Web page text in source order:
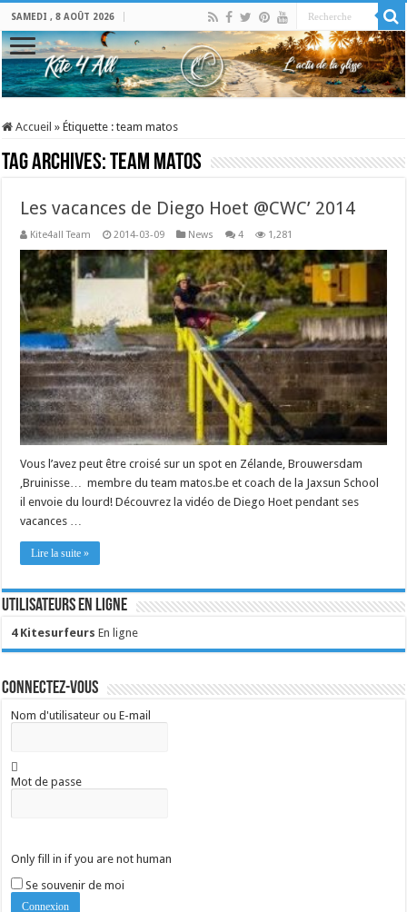
SAMEDI , 8 AOÛT 2026
Accueil » Étiquette :team matos
Tag Archives:team matos
Les vacances de Diego Hoet @CWC’ 2014
Kite4all Team 2014-03-09 News 4 1,281
Vous l’avez peut être croisé sur un spot en Zélande, Brouwersdam
,Bruinisse… membre du team matos.be et coach de la Jaxsun School
il envoie du lourd! Découvrez la vidéo de Diego Hoet pendant ses
vacances …
Lire la suite »
Utilisateurs en ligne
4 Kitesurfeurs En ligne
Connectez-vous
Nom d'utilisateur ou E-mail
Mot de passe
Only fill in if you are not human
Se souvenir de moi